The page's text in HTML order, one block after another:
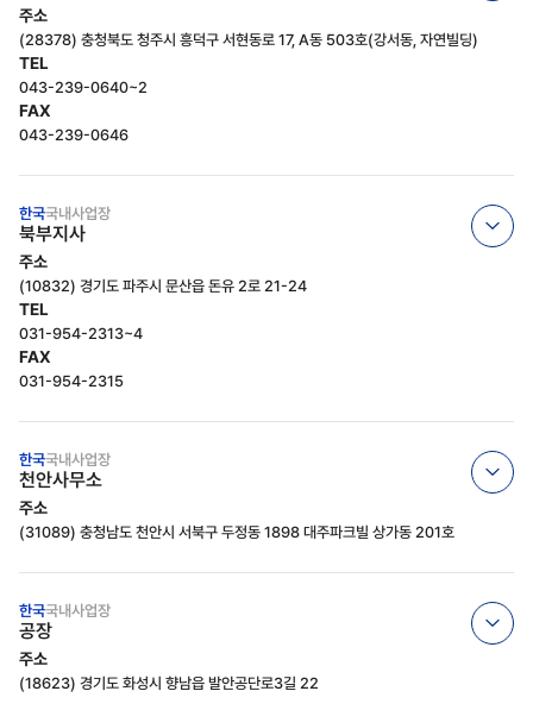
주소
(28378) 충청북도 청주시 흥덕구 서현동로 17, A동 503호(강서동, 자연빌딩)
TEL
043-239-0640~2
FAX
043-239-0646
한국국내사업장
북부지사
주소
(10832) 경기도 파주시 문산읍 돈유 2로 21-24
TEL
031-954-2313~4
FAX
031-954-2315
한국국내사업장
천안사무소
주소
(31089) 충청남도 천안시 서북구 두정동 1898 대주파크빌 상가동 201호
한국국내사업장
공장
주소
(18623) 경기도 화성시 향남읍 발안공단로3길 22